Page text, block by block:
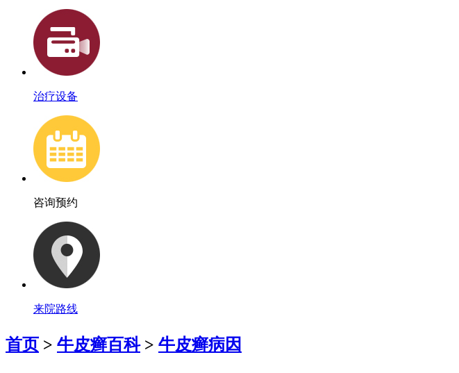
治疗设备
咨询预约
来院路线
首页 > 牛皮癣百科> 牛皮癣病因